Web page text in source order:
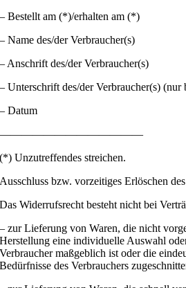
– Bestellt am (*)/erhalten am (*)
– Name des/der Verbraucher(s)
– Anschrift des/der Verbraucher(s)
– Unterschrift des/der Verbraucher(s)
– Datum
—————————————
(*) Unzutreffendes streichen.
Ausschluss bzw. vorzeitiges Erlöschen
Das Widerrufsrecht besteht nicht bei
– zur Lieferung von Waren, die nicht
Herstellung eine individuelle Auswahl
Verbraucher maßgeblich ist oder die
Bedürfnisse des Verbrauchers